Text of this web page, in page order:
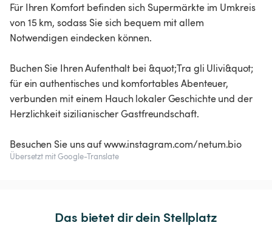
Für Ihren Komfort befinden sich Supermärkte im Umkreis
von 15 km, sodass Sie sich bequem mit allem
Notwendigen eindecken können.
Buchen Sie Ihren Aufenthalt bei &quot;Tra gli Ulivi&quot;
für ein authentisches und komfortables Abenteuer,
verbunden mit einem Hauch lokaler Geschichte und der
Herzlichkeit sizilianischer Gastfreundschaft.
Besuchen Sie uns auf www.instagram.com/netum.bio
Übersetzt mit Google-Translate
Das bietet dir dein Stellplatz